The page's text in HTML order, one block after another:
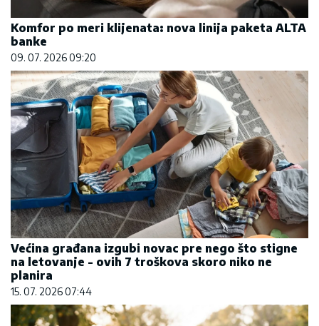
Komfor po meri klijenata: nova linija paketa ALTA
banke
09. 07. 2026 09:20
Većina građana izgubi novac pre nego što stigne
na letovanje - ovih 7 troškova skoro niko ne
planira
15. 07. 2026 07:44